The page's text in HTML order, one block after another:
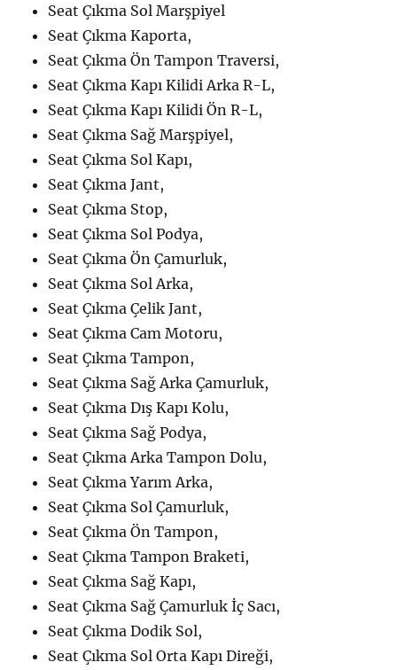
Seat Çıkma Sol Marşpiyel
Seat Çıkma Kaporta,
Seat Çıkma Ön Tampon Traversi,
Seat Çıkma Kapı Kilidi Arka R-L,
Seat Çıkma Kapı Kilidi Ön R-L,
Seat Çıkma Sağ Marşpiyel,
Seat Çıkma Sol Kapı,
Seat Çıkma Jant,
Seat Çıkma Stop,
Seat Çıkma Sol Podya,
Seat Çıkma Ön Çamurluk,
Seat Çıkma Sol Arka,
Seat Çıkma Çelik Jant,
Seat Çıkma Cam Motoru,
Seat Çıkma Tampon,
Seat Çıkma Sağ Arka Çamurluk,
Seat Çıkma Dış Kapı Kolu,
Seat Çıkma Sağ Podya,
Seat Çıkma Arka Tampon Dolu,
Seat Çıkma Yarım Arka,
Seat Çıkma Sol Çamurluk,
Seat Çıkma Ön Tampon,
Seat Çıkma Tampon Braketi,
Seat Çıkma Sağ Kapı,
Seat Çıkma Sağ Çamurluk İç Sacı,
Seat Çıkma Dodik Sol,
Seat Çıkma Sol Orta Kapı Direği,